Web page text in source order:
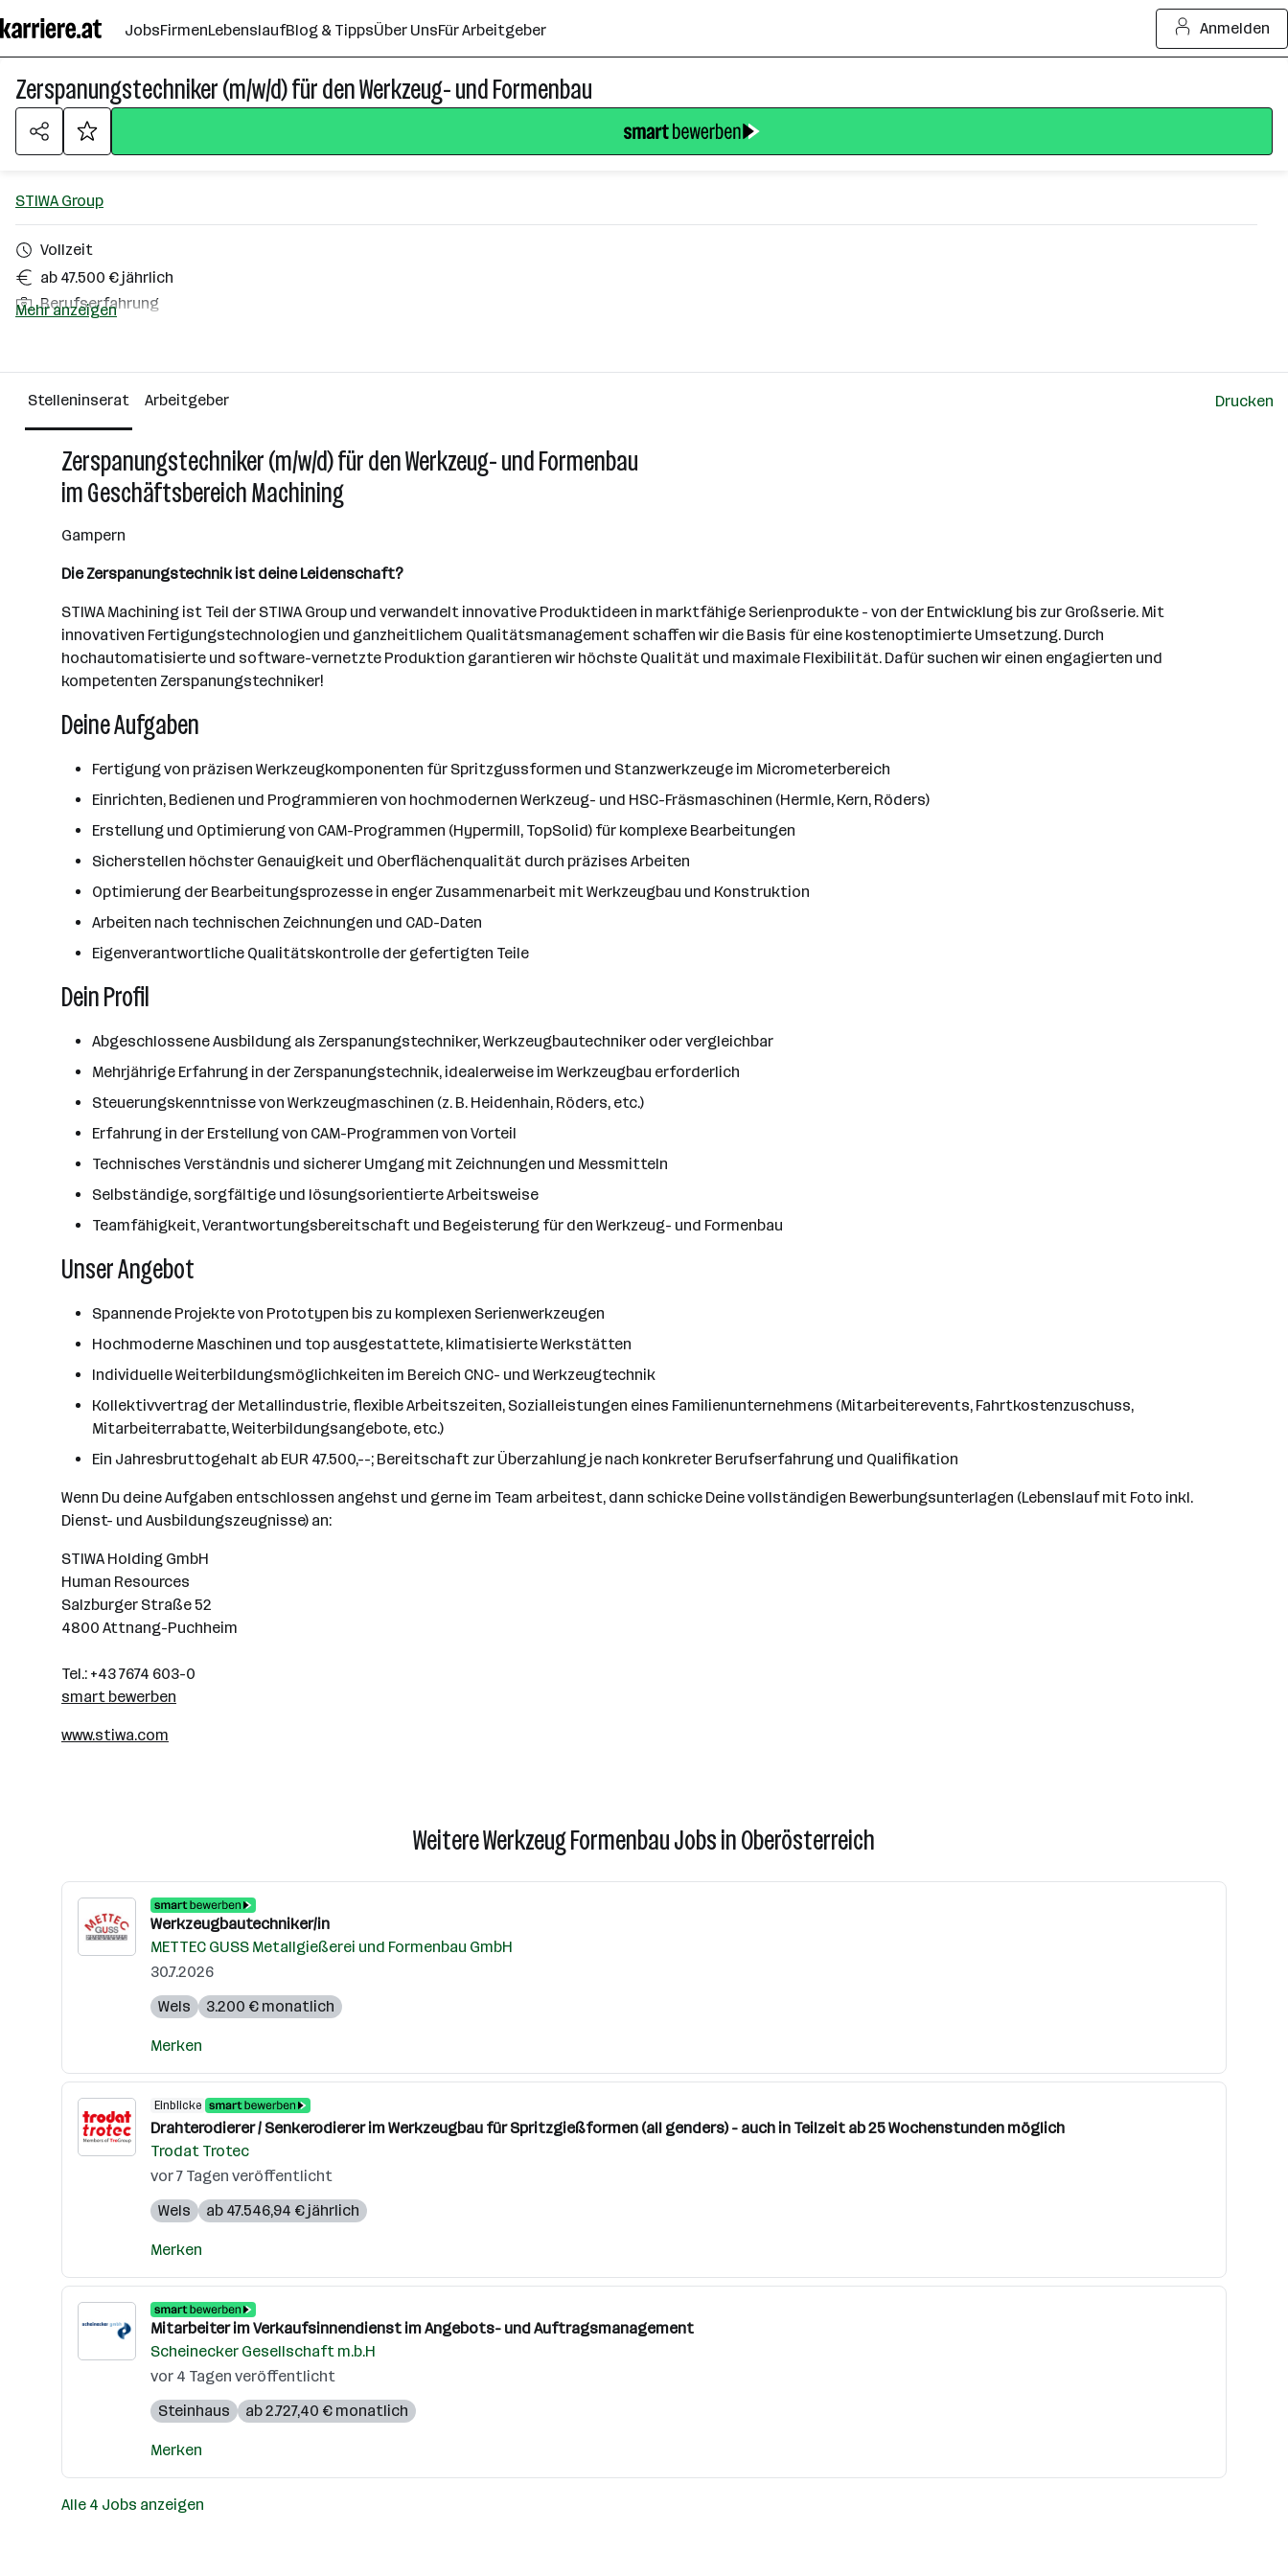
Seiteninhalt
springen
JobsFirmenLebenslaufBlog & TippsÜber UnsFür Arbeitgeber Anmelden
Zerspanungstechniker (m/w/d) für den Werkzeug- und Formenbau
STIWA Group
Vollzeit
ab 47.500 € jährlich
Berufserfahrung
Über das Unternehmen
501 - 2500 Mitarbeiter*innen
Attnang-Puchheim
Mehr anzeigen
Stelleninserat Arbeitgeber Drucken
Zerspanungstechniker (m/w/d) für den Werkzeug- und Formenbau
im Geschäftsbereich Machining
Gampern
Die Zerspanungstechnik ist deine Leidenschaft?
STIWA Machining ist Teil der STIWA Group und verwandelt innovative Produktideen in marktfähige Serienprodukte - von der Entwicklung bis zur Großserie. Mit
innovativen Fertigungstechnologien und ganzheitlichem Qualitätsmanagement schaffen wir die Basis für eine kostenoptimierte Umsetzung. Durch
hochautomatisierte und software-vernetzte Produktion garantieren wir höchste Qualität und maximale Flexibilität. Dafür suchen wir einen engagierten und
kompetenten Zerspanungstechniker!
Deine Aufgaben
Fertigung von präzisen Werkzeugkomponenten für Spritzgussformen und Stanzwerkzeuge im Micrometerbereich
Einrichten, Bedienen und Programmieren von hochmodernen Werkzeug- und HSC-Fräsmaschinen (Hermle, Kern, Röders)
Erstellung und Optimierung von CAM-Programmen (Hypermill, TopSolid) für komplexe Bearbeitungen
Sicherstellen höchster Genauigkeit und Oberflächenqualität durch präzises Arbeiten
Optimierung der Bearbeitungsprozesse in enger Zusammenarbeit mit Werkzeugbau und Konstruktion
Arbeiten nach technischen Zeichnungen und CAD-Daten
Eigenverantwortliche Qualitätskontrolle der gefertigten Teile
Dein Profil
Abgeschlossene Ausbildung als Zerspanungstechniker, Werkzeugbautechniker oder vergleichbar
Mehrjährige Erfahrung in der Zerspanungstechnik, idealerweise im Werkzeugbau erforderlich
Steuerungskenntnisse von Werkzeugmaschinen (z. B. Heidenhain, Röders, etc.)
Erfahrung in der Erstellung von CAM-Programmen von Vorteil
Technisches Verständnis und sicherer Umgang mit Zeichnungen und Messmitteln
Selbständige, sorgfältige und lösungsorientierte Arbeitsweise
Teamfähigkeit, Verantwortungsbereitschaft und Begeisterung für den Werkzeug- und Formenbau
Unser Angebot
Spannende Projekte von Prototypen bis zu komplexen Serienwerkzeugen
Hochmoderne Maschinen und top ausgestattete, klimatisierte Werkstätten
Individuelle Weiterbildungsmöglichkeiten im Bereich CNC- und Werkzeugtechnik
Kollektivvertrag der Metallindustrie, flexible Arbeitszeiten, Sozialleistungen eines Familienunternehmens (Mitarbeiterevents, Fahrtkostenzuschuss,
Mitarbeiterrabatte, Weiterbildungsangebote, etc.)
Ein Jahresbruttogehalt ab EUR 47.500,--; Bereitschaft zur Überzahlung je nach konkreter Berufserfahrung und Qualifikation
Wenn Du deine Aufgaben entschlossen angehst und gerne im Team arbeitest, dann schicke Deine vollständigen Bewerbungsunterlagen (Lebenslauf mit Foto inkl.
Dienst- und Ausbildungszeugnisse) an:
STIWA Holding GmbH
Human Resources
Salzburger Straße 52
4800 Attnang-Puchheim
Tel.: +43 7674 603-0
smart bewerben
www.stiwa.com
Weitere Werkzeug Formenbau Jobs in Oberösterreich
Werkzeugbautechniker/in
METTEC GUSS Metallgießerei und Formenbau GmbH
30.7.2026
Wels
3.200 € monatlich
Merken
Einblicke
Drahterodierer / Senkerodierer im Werkzeugbau für Spritzgießformen (all genders) - auch in Teilzeit ab 25 Wochenstunden möglich
Trodat Trotec
vor 7 Tagen veröffentlicht
Wels
ab 47.546,94 € jährlich
Merken
Mitarbeiter im Verkaufsinnendienst im Angebots- und Auftragsmanagement
Scheinecker Gesellschaft m.b.H
vor 4 Tagen veröffentlicht
Steinhaus
ab 2.727,40 € monatlich
Merken
Alle 4 Jobs anzeigen